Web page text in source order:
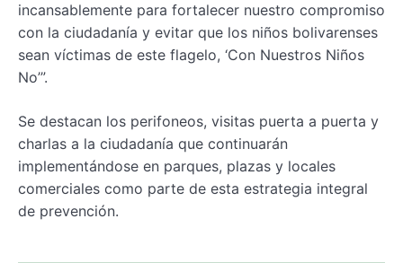
incansablemente para fortalecer nuestro compromiso
con la ciudadanía y evitar que los niños bolivarenses
sean víctimas de este flagelo, ‘Con Nuestros Niños
No’”.
Se destacan los perifoneos, visitas puerta a puerta y
charlas a la ciudadanía que continuarán
implementándose en parques, plazas y locales
comerciales como parte de esta estrategia integral
de prevención.